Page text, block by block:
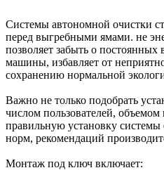
Системы автономной очистки
перед выгребными ямами. не
позволяет забыть о постоянных
машины, избавляет от
сохранению нормальной
Важно не только подобрать
числом пользователей,
правильную установку
норм, рекомендаций
Монтаж под ключ включает: